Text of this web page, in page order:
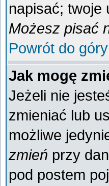
napisać; twoje
Możesz pisać
Powrót do góry
Jak mogę
Jeżeli nie
zmieniać lub
możliwe
zmień przy
pod postem